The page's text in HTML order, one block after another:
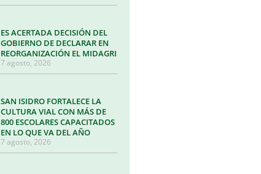
ES ACERTADA DECISIÓN DEL
GOBIERNO DE DECLARAR EN
REORGANIZACIÓN EL MIDAGRI
7 agosto, 2026
SAN ISIDRO FORTALECE LA
CULTURA VIAL CON MÁS DE
800 ESCOLARES CAPACITADOS
EN LO QUE VA DEL AÑO
7 agosto, 2026